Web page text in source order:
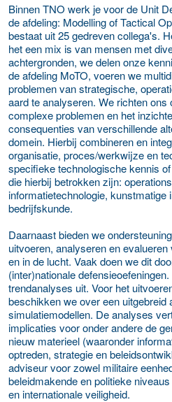
Binnen TNO werk je voor de Unit
de afdeling: Modelling of Tactical
bestaat uit 25 gedreven collega's.
het een mix is van mensen met
achtergronden, we delen onze
de afdeling MoTO, voeren we
problemen van strategische,
aard te analyseren. We richten
complexe problemen en het
consequenties van verschillende
domein. Hierbij combineren en
organisatie, proces/werkwijze en
specifieke technologische kennis
die hierbij betrokken zijn:
informatietechnologie, kunstmatige
bedrijfskunde.
Daarnaast bieden we
uitvoeren, analyseren en
en in de lucht. Vaak doen we dit
(inter)nationale
trendanalyses uit. Voor het
beschikken we over een uitgebreid
simulatiemodellen. De analyses
implicaties voor onder andere de
nieuw materieel (waaronder
optreden, strategie en
adviseur voor zowel militaire
beleidmakende en politieke
en internationale veiligheid.